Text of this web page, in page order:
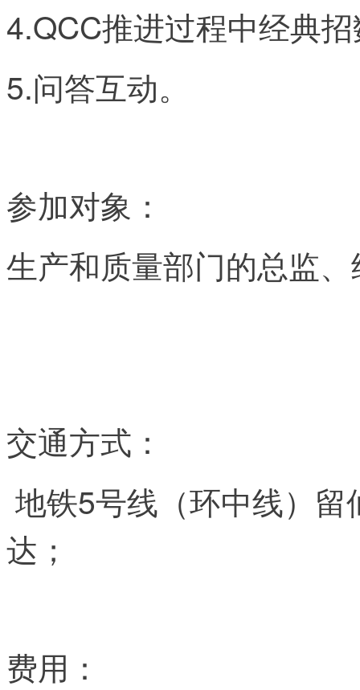
4.QCC推进过程中经典
5.问答互动。
参加对象：
生产和质量部门的总监
交通方式：
地铁5号线（环中线）
达；
费用：